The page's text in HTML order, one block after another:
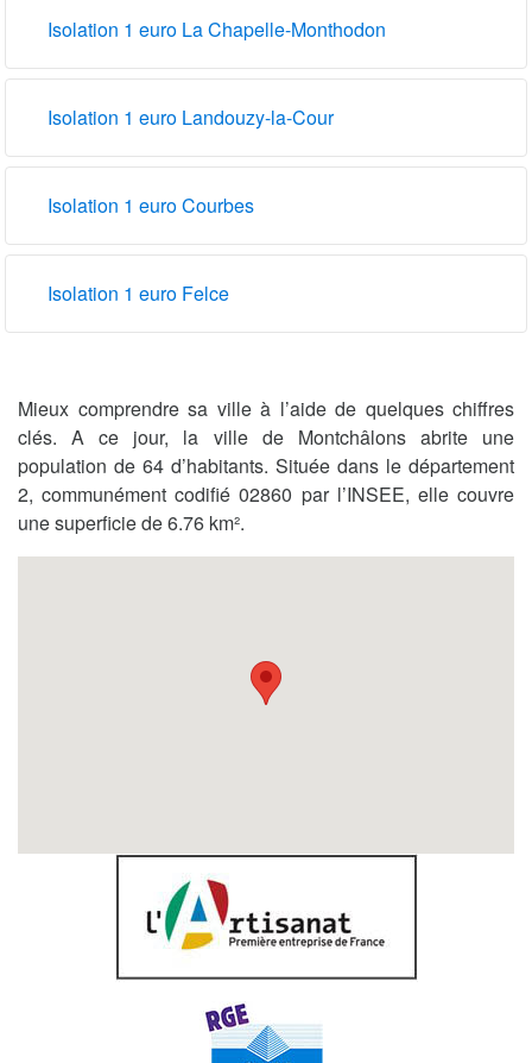
Isolation 1 euro La Chapelle-Monthodon
Isolation 1 euro Landouzy-la-Cour
Isolation 1 euro Courbes
Isolation 1 euro Felce
Mieux comprendre sa ville à l’aide de quelques chiffres
clés. A ce jour, la ville de Montchâlons abrite une
population de 64 d’habitants. Située dans le département
2, communément codifié 02860 par l’INSEE, elle couvre
une superficie de 6.76 km².